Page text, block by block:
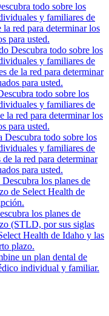
todo sobre los
y familiares de
red para determinar los
para usted.
Descubra todo sobre los
y familiares de
de la red para determinar
para usted.
todo sobre los
y familiares de
la red para determinar los
para usted.
Descubra todo sobre los
y familiares de
la red para determinar
para usted.
Descubra los planes de
de Select Health de
los planes de
(STLD, por sus siglas
Health de Idaho y las
plazo.
un plan dental de
individual y familiar.